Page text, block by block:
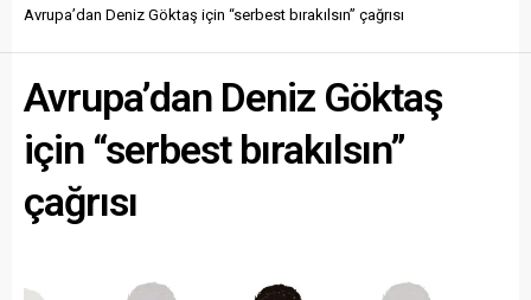
Avrupa’dan Deniz Göktaş için “serbest bırakılsın” çağrısı
Avrupa’dan Deniz Göktaş
için “serbest bırakılsın”
çağrısı